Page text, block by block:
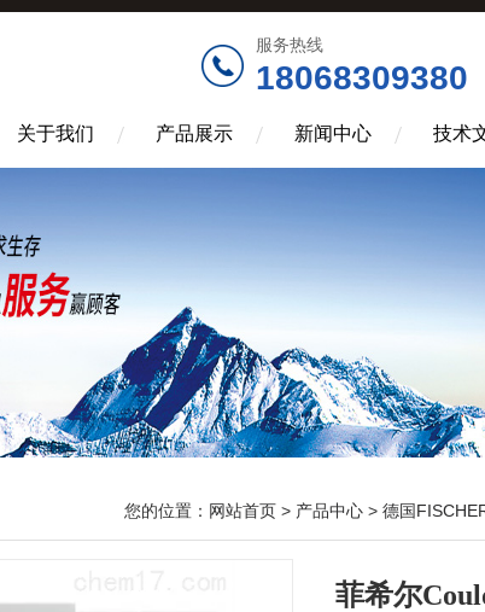
服务热线
18068309380
关于我们 产品展示 新闻中心 技术
您的位置： 网站首页 > 产品中心 > 德国
菲希尔